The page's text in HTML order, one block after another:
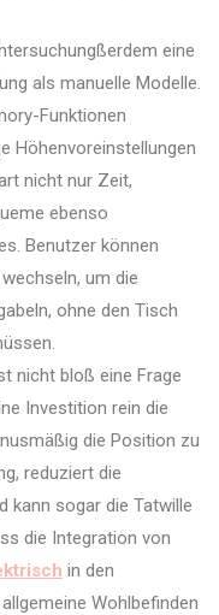
eine
als manuelle Modelle.
Funktionen
Höhenvoreinstellungen
nicht nur Zeit,
ebenso
Benutzer können
um die
ohne den Tisch
nicht bloß eine Frage
Investition rein die
die Position zu
reduziert die
kann sogar die Tatwille
die Integration von
in den
Wohlbefinden